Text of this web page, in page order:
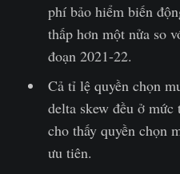
phí bảo hiểm biến
thấp hơn một nửa so
đoạn 2021-22.
Cả tỉ lệ quyền chọn
delta skew đều ở
cho thấy quyền chọn
ưu tiên.